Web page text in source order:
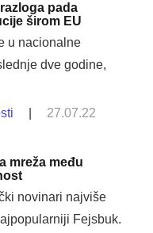
pada
širom EU
u nacionalne
dve godine,
27.07.22
mreža među
novinari najviše
Fejsbuk.